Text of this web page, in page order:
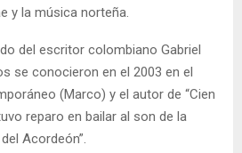
y la música norteña.
del escritor colombiano Gabriel
se conocieron en el 2003 en el
(Marco) y el autor de “Cien
reparo en bailar al son de la
Acordeón”.